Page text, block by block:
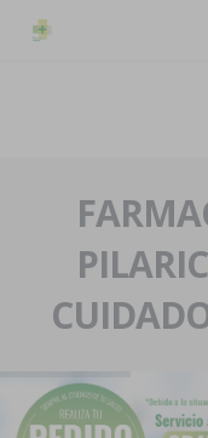
La farmacia
Nuestra historia
Nuestro equipo
Eventos
Servicios y reservas
Pedidos express
Blog